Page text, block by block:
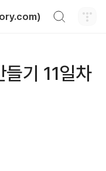
기 11일차